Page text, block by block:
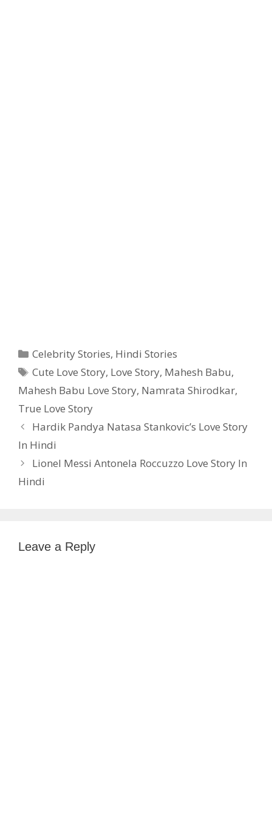
Categories
Celebrity Stories, Hindi Stories
Tags
Cute Love Story, Love Story, Mahesh Babu,
Mahesh Babu Love Story, Namrata Shirodkar,
True Love Story
Hardik Pandya Natasa Stankovic’s Love Story
In Hindi
Lionel Messi Antonela Roccuzzo Love Story In
Hindi
Leave a Reply